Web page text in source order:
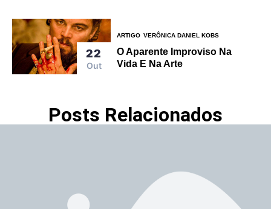
22
Out
ARTIGO VERÔNICA DANIEL KOBS
O Aparente Improviso Na
Vida E Na Arte
Posts Relacionados